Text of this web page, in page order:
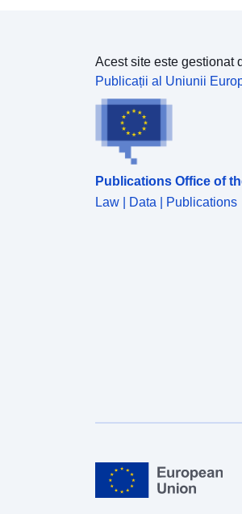
Acest site este gestionat
Publicații al Uniunii
Publications Office of
Law | Data | Publications